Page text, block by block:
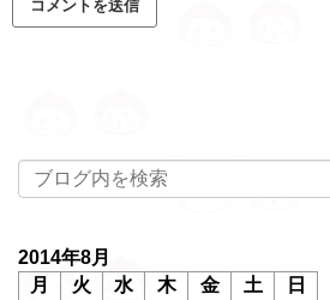
2014年8月
月
火 水 木 金 土
日